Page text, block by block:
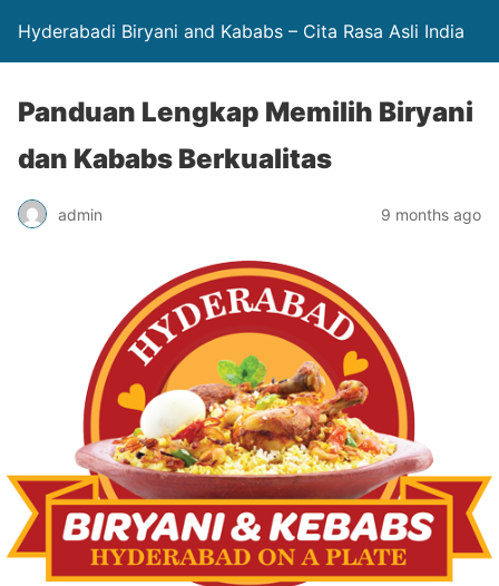
Hyderabadi Biryani and Kababs – Cita Rasa Asli India
Panduan Lengkap Memilih Biryani
dan Kababs Berkualitas
admin 9 months ago